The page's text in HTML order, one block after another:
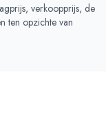
verkoopprijs, de
ten opzichte van